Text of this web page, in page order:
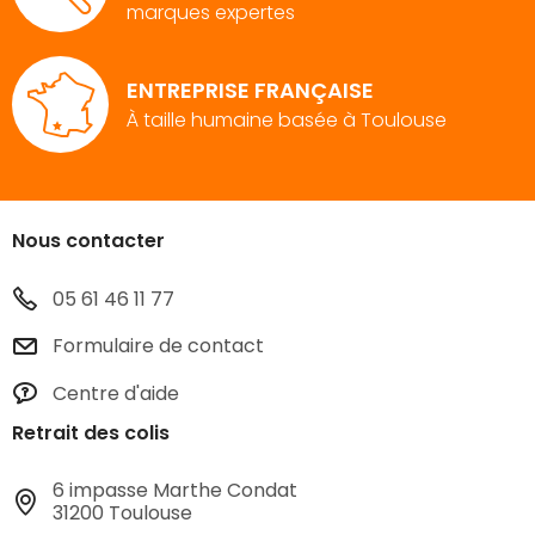
marques expertes
ENTREPRISE FRANÇAISE
À taille humaine basée à Toulouse
Nous contacter
05 61 46 11 77
Formulaire de contact
Centre d'aide
Retrait des colis
6 impasse Marthe Condat
31200 Toulouse